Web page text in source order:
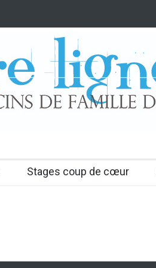
Stages coup de cœur